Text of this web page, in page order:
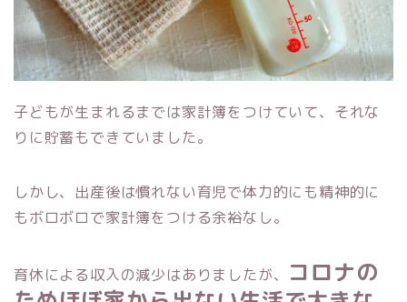
子どもが生まれるまでは家計簿をつけていて、それな
りに貯蓄もできていました。
しかし、出産後は慣れない育児で体力的にも精神的に
もボロボロで家計簿をつける余裕なし。
育休による収入の減少はありましたが、
コロナの